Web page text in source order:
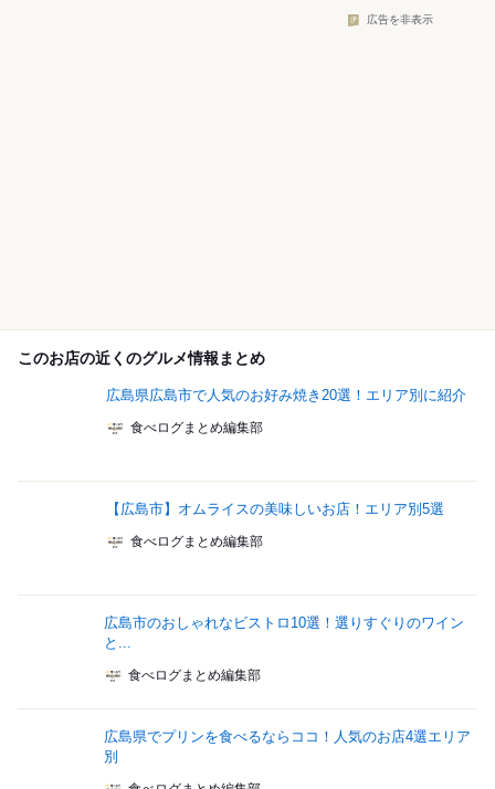
広告を非表示
このお店の近くのグルメ情報まとめ
広島県広島市で人気のお好み焼き20選！エリア別に紹介
食べログまとめ編集部
【広島市】オムライスの美味しいお店！エリア別5選
食べログまとめ編集部
広島市のおしゃれなビストロ10選！選りすぐりのワイン
と...
食べログまとめ編集部
広島県でプリンを食べるならココ！人気のお店4選エリア
別